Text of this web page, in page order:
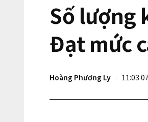
Số lượng
Đạt mức
Hoàng Phương Ly 11:03